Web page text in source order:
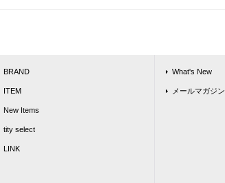
BRAND
ITEM
New Items
tity select
LINK
What's New
メールマガジン